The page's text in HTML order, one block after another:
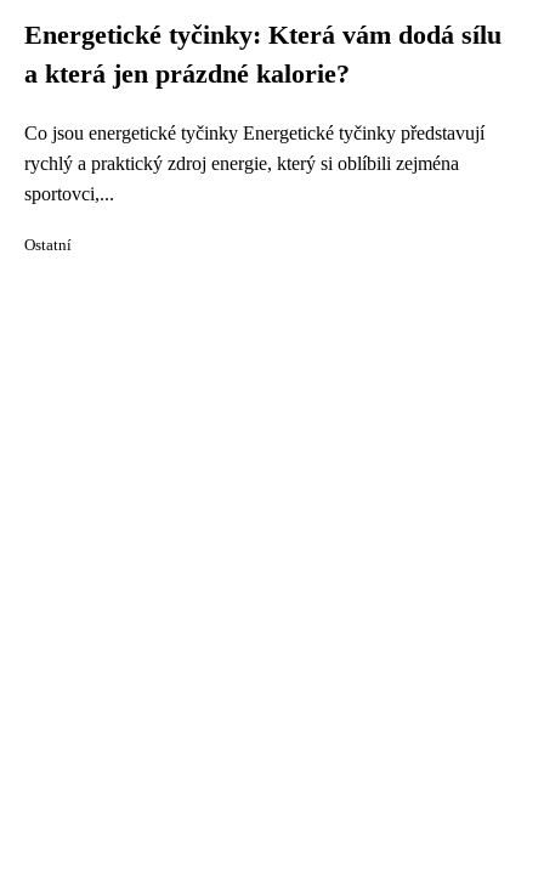
Energetické tyčinky: Která vám dodá sílu
a která jen prázdné kalorie?
Co jsou energetické tyčinky Energetické tyčinky představují
rychlý a praktický zdroj energie, který si oblíbili zejména
sportovci,...
Ostatní